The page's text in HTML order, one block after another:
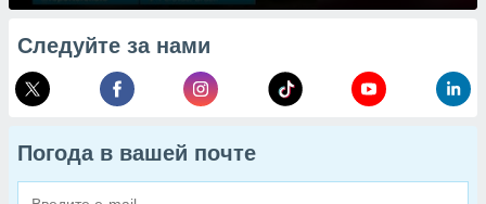
Следуйте за нами
Погода в вашей почте